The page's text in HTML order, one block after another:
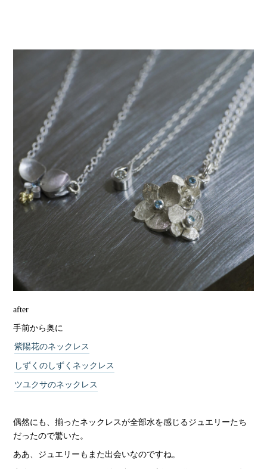
after
手前から奥に
紫陽花のネックレス
しずくのしずくネックレス
ツユクサのネックレス
偶然にも、揃ったネックレスが全部水を感じるジュエリーたち
だったので驚いた。
ああ、ジュエリーもまた出会いなのですね。